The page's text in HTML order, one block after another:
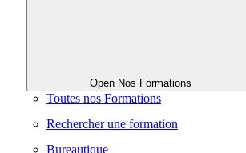
Open Nos Formations
Toutes nos Formations
Rechercher une formation
Bureautique